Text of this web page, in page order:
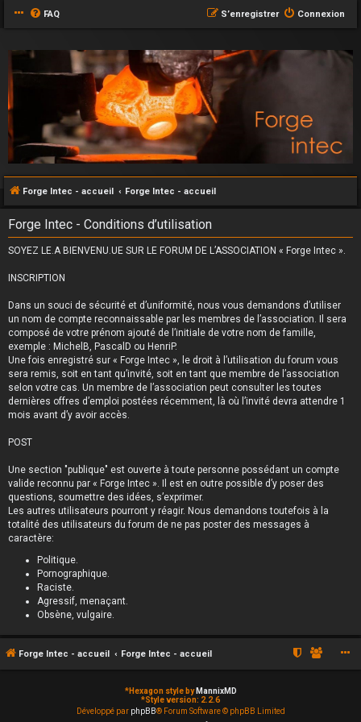
FAQ Connexion
S’enregistrer
Forge Intec - accueil Forge Intec - accueil
Forge Intec - Conditions d’utilisation
SOYEZ LE.A BIENVENU.UE SUR LE FORUM DE L’ASSOCIATION « Forge Intec ».
INSCRIPTION
Dans un souci de sécurité et d’uniformité, nous vous demandons d’utiliser
un nom de compte reconnaissable par les membres de l’association. Il sera
composé de votre prénom ajouté de l’initiale de votre nom de famille,
exemple : MichelB, PascalD ou HenriP.
Une fois enregistré sur « Forge Intec », le droit à l’utilisation du forum vous
sera remis, soit en tant qu’invité, soit en tant que membre de l’association
selon votre cas. Un membre de l’association peut consulter les toutes
dernières offres d’emploi postées récemment, là où l’invité devra attendre 1
mois avant d’y avoir accès.
POST
Une section "publique" est ouverte à toute personne possédant un compte
valide reconnu par « Forge Intec ». Il est en outre possible d’y poser des
questions, soumettre des idées, s’exprimer.
Les autres utilisateurs pourront y réagir. Nous demandons toutefois à la
totalité des utilisateurs du forum de ne pas poster des messages à
caractère:
Politique.
Pornographique.
Raciste.
Agressif, menaçant.
Obsène, vulgaire.
Forge Intec - accueil Forge Intec - accueil
*Hexagon style by MannixMD
*Style version: 2.2.6
Développé par phpBB® Forum Software © phpBB Limited